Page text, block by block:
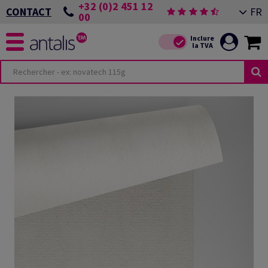
CONTACT +32 (0)2 451 12
00 FR